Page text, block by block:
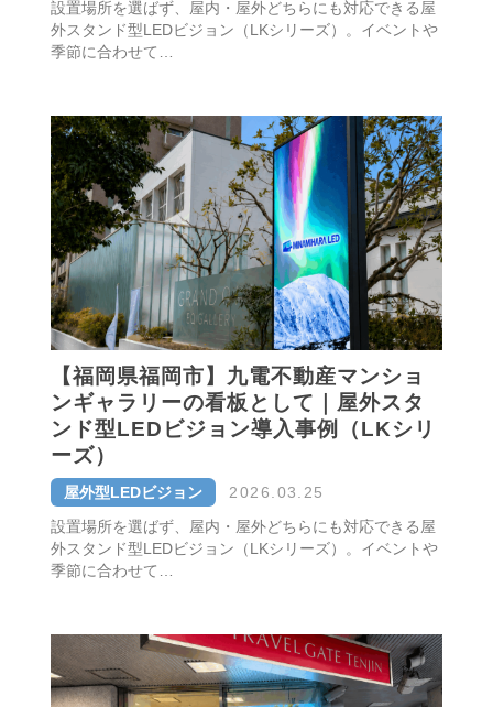
設置場所を選ばず、屋内・屋外どちらにも対応できる屋
外スタンド型LEDビジョン（LKシリーズ）。イベントや
季節に合わせて…
【福岡県福岡市】九電不動産マンショ
ンギャラリーの看板として｜屋外スタ
ンド型LEDビジョン導入事例（LKシリ
ーズ）
屋外型LEDビジョン
2026.03.25
設置場所を選ばず、屋内・屋外どちらにも対応できる屋
外スタンド型LEDビジョン（LKシリーズ）。イベントや
季節に合わせて…